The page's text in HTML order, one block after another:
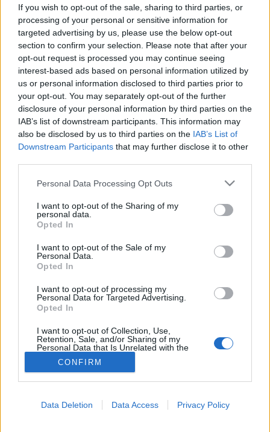
If you wish to opt-out of the sale, sharing to third parties, or
processing of your personal or sensitive information for
targeted advertising by us, please use the below opt-out
section to confirm your selection. Please note that after your
opt-out request is processed you may continue seeing
interest-based ads based on personal information utilized by
us or personal information disclosed to third parties prior to
your opt-out. You may separately opt-out of the further
disclosure of your personal information by third parties on the
IAB’s list of downstream participants. This information may
also be disclosed by us to third parties on the IAB’s List of
Downstream Participants that may further disclose it to other
Please note that this website/app uses one or more Google
not limited to your visit or usage behaviour. You may click to
grant or deny consent to Google and its third-party tags to
use your data for below specified purposes in below Google
consent section.
Personal Data Processing Opt Outs
I want to opt-out of the Sharing of my
personal data.
Opted In
I want to opt-out of the Sale of my
Personal Data.
Opted In
I want to opt-out of processing my
Personal Data for Targeted Advertising.
Opted In
I want to opt-out of Collection, Use,
Retention, Sale, and/or Sharing of my
Personal Data that Is Unrelated with the
Purposes for which it was collected.
Opted Out
CONFIRM
Data Deletion Data Access Privacy Policy
segíthetnek
2025. április 21. 09:24
Küldés Küldés Messengeren